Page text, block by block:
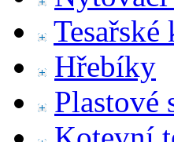
Hřebíky
Plastové